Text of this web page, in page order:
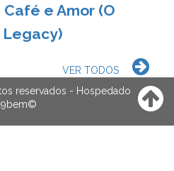
e Amor (O
Legacy)
VER TODOS
reservados - Hospedado
i9bem©